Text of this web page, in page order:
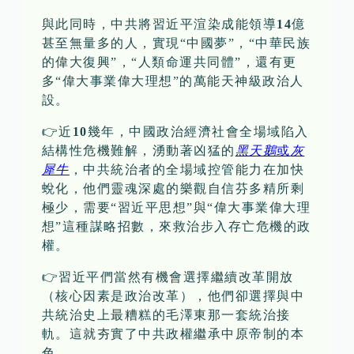
與此同時，中共將習近平渲染成能領導14億
甚至無量多的人，實現“中國夢”，“中華民族
的偉大復興”，“人類命運共同體”，還有更
多“偉大事業偉大理想”的萬能天神級政治人
設。
👉近 10幾年，中國政治經濟社會全場域陷入
結構性危機難解，湧動著凶猛的 黑天鵝或 灰
犀牛 ，中共統治者的全場域控管能力在加快
蛻化，他們靈魂深處的樂觀自信芬多精所剩
極少，需要“習近平思想”與“偉大事業偉大理
想”這種謀略招數，來救治步入存亡危機的政
權。
👉習近平們當然有機會選擇繼續改革開放
（核心因素是政治改革），他們卻選擇與中
共統治史上最糟糕的毛澤東那一套統治接
軌。這就夯實了中共政權繼承中原帝制的本